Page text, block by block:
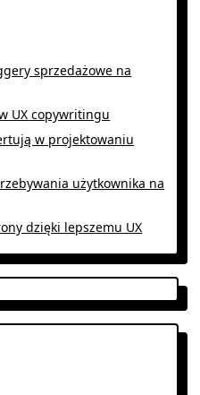
sprzedażowe na
UX copywritingu
w projektowaniu
użytkownika na
dzięki lepszemu UX